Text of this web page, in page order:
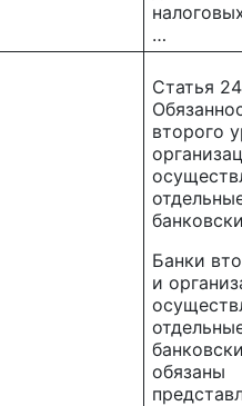
…
Статья
второго
Банки
и
обязаны